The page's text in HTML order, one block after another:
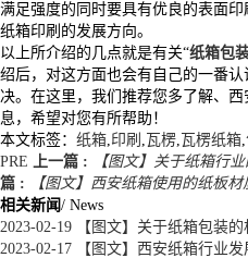
满足强度的同时要具有优良的表面
纸箱印刷的发展方向。
以上所介绍的几点就是有关“纸箱包
绍后，对这方面也会有自己的一番
决。在这里，我们推荐您多了解、
息，希望对您有所帮助！
本文标签： 纸箱 印刷 瓦楞 瓦楞纸箱
PRE
上一篇 : 【图文】关于纸箱行
篇 :
【图文】西安纸箱使用的纸板
相关新闻/ News
2023-02-19 【图文】关于纸箱包装
2023-02-17 【图文】西安纸箱行业